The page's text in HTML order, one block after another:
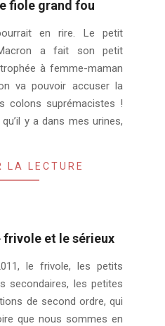
fiole grand fou
en rire. Le petit
a fait son petit
à femme-maman
va pouvoir accuser la
colons suprémacistes !
y a dans mes urines,
LA LECTURE
frivole et le sérieux
le frivole, les petits
secondaires, les petites
de second ordre, qui
que nous sommes en